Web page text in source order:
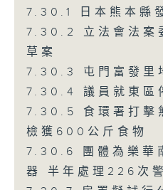
7.30.1 日本熊本縣
7.30.2 立法會法案
草案
7.30.3 屯門富發里
7.30.4 議員就東區
7.30.5 食環署打擊
檢獲600公斤食物
7.30.6 團體為樂華
器 半年處理226次